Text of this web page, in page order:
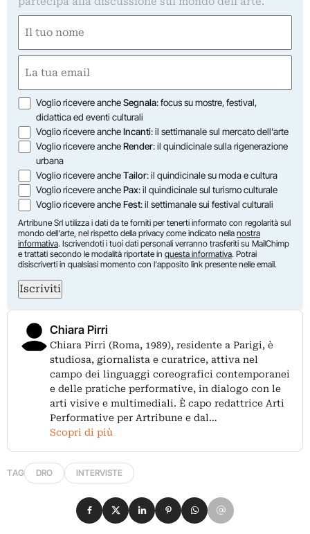
(Required)
First
(Required)
Opzioni
Voglio ricevere ancheSegnala: focus su mostre, festival,
didattica ed eventi culturali
Voglio ricevere ancheIncanti: il settimanale sul mercato dell'arte
Voglio ricevere ancheRender: il quindicinale sulla rigenerazione
urbana
Voglio ricevere ancheTailor: il quindicinale su moda e cultura
Voglio ricevere anchePax: il quindicinale sul turismo culturale
Voglio ricevere ancheFest: il settimanale sui festival culturali
Artribune Srl utilizza i dati da te forniti per tenerti informato con regolarità sul
mondo dell'arte, nel rispetto della privacy come indicato nella nostra
informativa. Iscrivendoti i tuoi dati personali verranno trasferiti su MailChimp
e trattati secondo le modalità riportate in questa informativa. Potrai
disiscriverti in qualsiasi momento con l'apposito link presente nelle email.
Iscriviti
Chiara Pirri
Chiara Pirri (Roma, 1989), residente a Parigi, è
studiosa, giornalista e curatrice, attiva nel
campo dei linguaggi coreografici contemporanei
e delle pratiche performative, in dialogo con le
arti visive e multimediali. È capo redattrice Arti
Performative per Artribune e dal…
Scopri di più
TAG DRO INTERVISTE
Condividi su Facebook
Condividi su X
Condividi su LinkedIn
Condividi su Pinterest
Condividi su WhatsApp
Condividi su Email